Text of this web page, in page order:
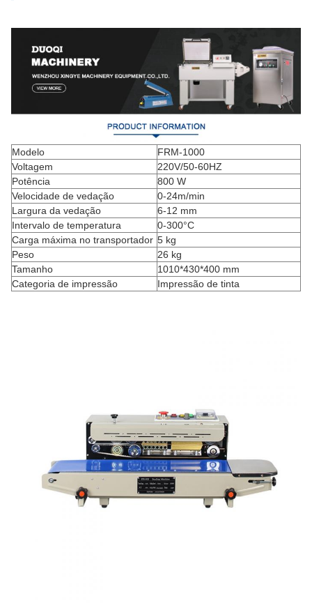
Modelo
FRM-1000
Voltagem
220V/50-60HZ
Potência
800 W
Velocidade de vedação
0-24m/min
Largura da vedação
6-12 mm
Intervalo de temperatura
0-300°C
Carga máxima no transportador 5 kg
Peso
26 kg
Tamanho
1010*430*400 mm
Categoria de impressão
Impressão de tinta